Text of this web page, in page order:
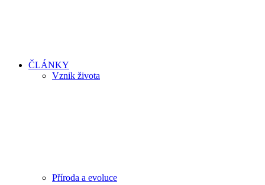
ČLÁNKY
Vznik života
Příroda a evoluce